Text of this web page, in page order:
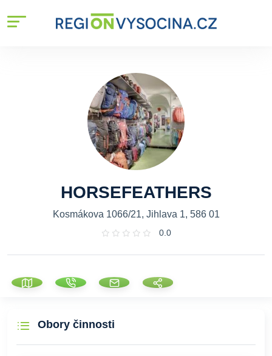
HORSEFEATHERS
Kosmákova 1066/21, Jihlava 1, 586 01
0.0
Obory činnosti